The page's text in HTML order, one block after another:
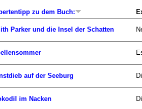
zu dem Buch:
Parker und die Insel der Schatten
auf der Seeburg
im Nacken